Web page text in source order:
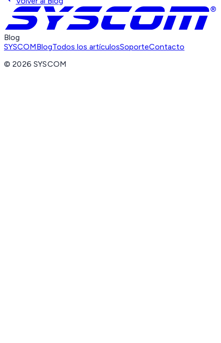
Blog
SYSCOMBlogTodos los artículosSoporteContacto
©2026 SYSCOM